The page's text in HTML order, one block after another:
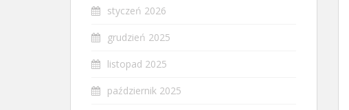
styczeń 2026
grudzień 2025
listopad 2025
październik 2025